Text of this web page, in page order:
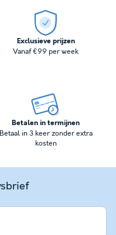
Exclusieve prijzen
Vanaf €99 per week
Betalen in termijnen
Betaal in 3 keer zonder extra
kosten